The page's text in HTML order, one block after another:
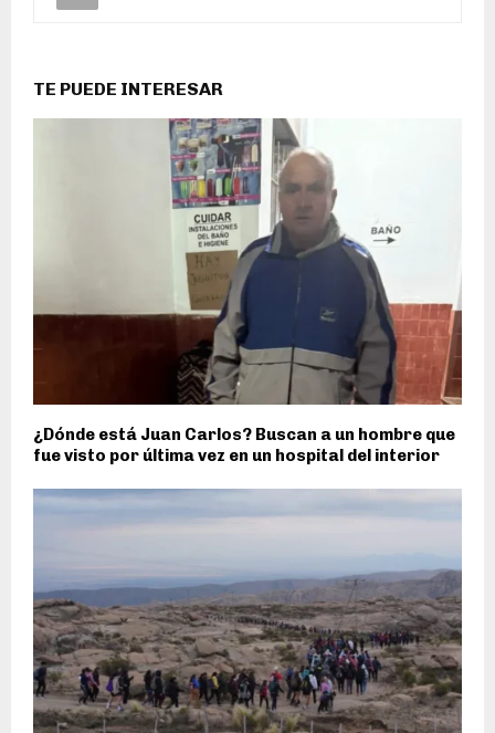
TE PUEDE INTERESAR
¿Dónde está Juan Carlos? Buscan a un hombre que
fue visto por última vez en un hospital del interior